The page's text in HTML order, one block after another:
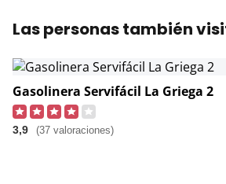
Las personas también
Gasolinera Servifácil La Griega 2
3,9 (37 valoraciones)